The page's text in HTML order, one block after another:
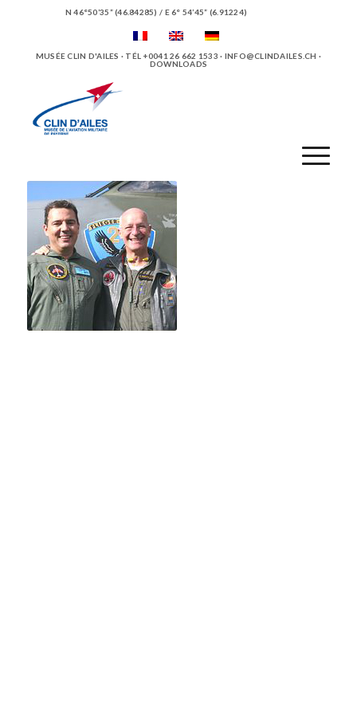
N 46°50’35” (46.84285) / E 6° 54’45” (6.91224)
MUSÉE CLIN D'AILES · TÉL +0041 26 662 1533 · INFO@CLINDAILES.CH ·
DOWNLOADS